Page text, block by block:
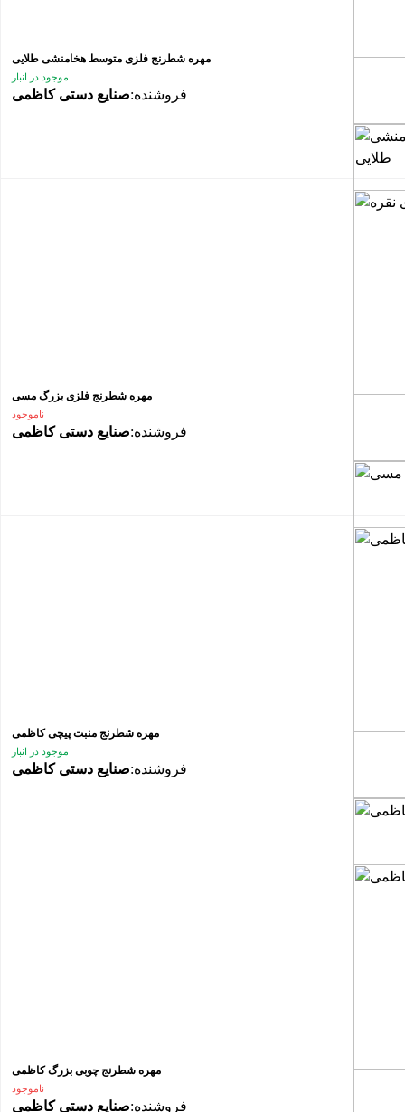
مهره شطرنج فلزی متوسط هخامنشی طلایی
موجود در انبار
فروشنده:صنایع دستی کاظمی
مهره شطرنج فلزی بزرگ مسی
ناموجود
فروشنده:صنایع دستی کاظمی
مهره شطرنج منبت پیچی کاظمی
موجود در انبار
فروشنده:صنایع دستی کاظمی
مهره شطرنج چوبی بزرگ کاظمی
ناموجود
فروشنده:صنایع دستی کاظمی